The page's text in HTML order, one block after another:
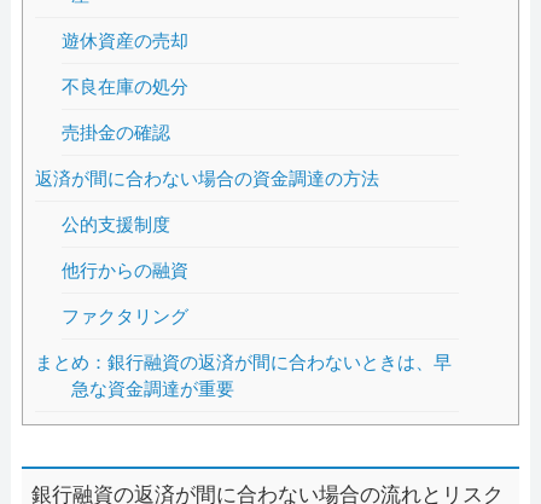
遊休資産の売却
不良在庫の処分
売掛金の確認
返済が間に合わない場合の資金調達の方法
公的支援制度
他行からの融資
ファクタリング
まとめ：銀行融資の返済が間に合わないときは、早
急な資金調達が重要
銀行融資の返済が間に合わない場合の流れとリスク